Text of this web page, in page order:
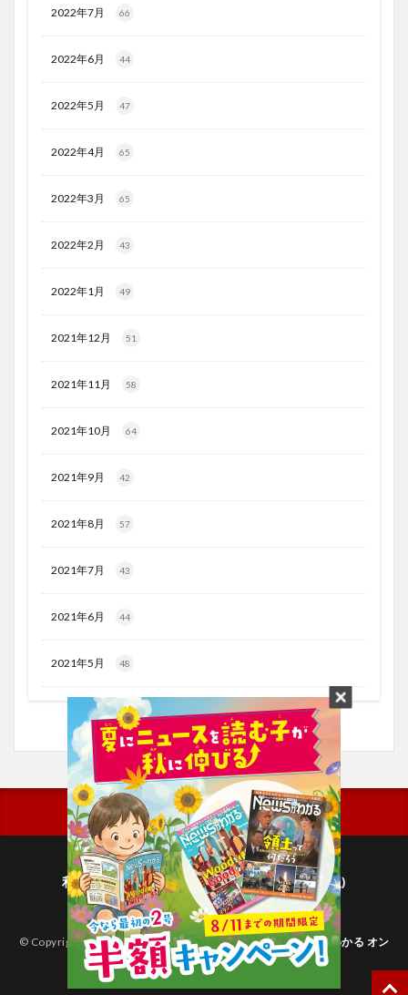
2022年7月 66
2022年6月 44
2022年5月 47
2022年4月 65
2022年3月 65
2022年2月 43
2022年1月 49
2021年12月 51
2021年11月 58
2021年10月 64
2021年9月 42
2021年8月 57
2021年7月 43
2021年6月 44
2021年5月 48
利用規約
プライバシーポリシー(毎日新聞出版)
個人情報について(毎日新聞社)
© Copyright 2026子どものためのニュース雑誌「ニュースがわかる オン
ライン」.